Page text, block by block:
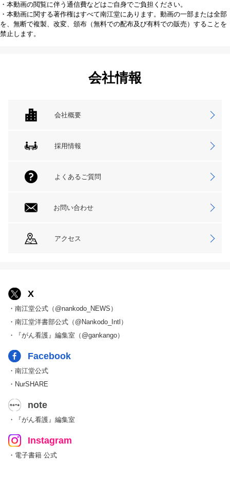
・本動画の閲覧に伴う通信費などはご自身でご負担ください。
・本動画に関する著作権はすべて南江堂にあります。動画の一部または全部
を、無断で複製、改変、頒布（無料での配布及び有料での販売）することを
禁止します。
会社情報
会社概要
採用情報
よくあるご質問
お問い合わせ
アクセス
X
・南江堂公式（@nankodo_NEWS）
・南江堂洋書部公式（@Nankodo_Intl）
・『がん看護』編集室（@gankango）
Facebook
・南江堂公式
・NurSHARE
note
・『がん看護』編集室
Instagram
・電子書籍 公式